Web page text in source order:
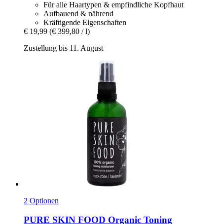
Für alle Haartypen & empfindliche Kopfhaut
Aufbauend & nährend
Kräftigende Eigenschaften
€ 19,99 (€ 399,80 / l)
Zustellung bis 11. August
2 Optionen
PURE SKIN FOOD Organic Toning